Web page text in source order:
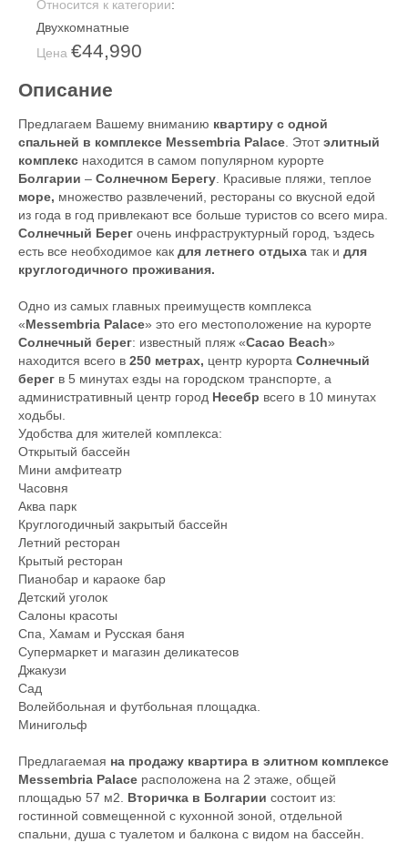
Относится к категории:
Двухкомнатные
Цена €44,990
Описание
Предлагаем Вашему вниманию квартиру с одной
спальней в комплексе Messembria Palace. Этотэлитный
комплекс находится в самом популярном курорте
Болгарии – Солнечном Берегу. Красивые пляжи, теплое
море, множество развлечений, рестораны со вкусной едой
из года в год привлекают все больше туристов со всего мира.
Солнечный Берег очень инфраструктурный город, ъздесь
есть все необходимое как для летнего отдыха так и для
круглогодичного проживания.
Одно из самых главных преимуществ комплекса
«Messembria Palace» это его местоположение на курорте
Солнечный берег: известный пляж «Cacao Beach»
находится всего в 250 метрах, центр курорта Солнечный
берег в 5 минутах езды на городском транспорте, а
административный центр город Несебр всего в 10 минутах
ходьбы.
Удобства для жителей комплекса:
Открытый бассейн
Мини амфитеатр
Часовня
Аква парк
Круглогодичный закрытый бассейн
Летний ресторан
Крытый ресторан
Пианобар и караоке бар
Детский уголок
Салоны красоты
Спа, Хамам и Русская баня
Супермаркет и магазин деликатесов
Джакузи
Сад
Волейбольная и футбольная площадка.
Минигольф
Предлагаемая на продажу квартира в элитном комплексе
Messembria Palace расположена на 2 этаже, общей
площадью 57 м2. Вторичка в Болгарии состоит из:
гостинной совмещенной с кухонной зоной, отдельной
спальни, душа с туалетом и балкона с видом на бассейн.